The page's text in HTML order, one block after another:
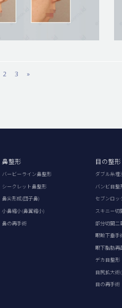
2 3 »
鼻整形
バービーライン鼻整形
シークレット鼻整形
鼻尖形成(団子鼻)
小鼻縮小(鼻翼縮小)
鼻の再手術
目の整形
ダブル糸埋
バンビ目整
セブンロッ
スキニー切
部分切開二
眼瞼下垂手
眼下脂肪再
デカ目整形
目尻拡大術
目の再手術